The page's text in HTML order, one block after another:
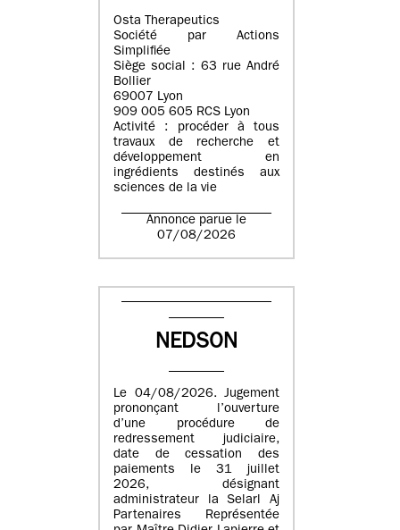
Osta Therapeutics
Société par Actions
Simplifiée
Siège social : 63 rue André
Bollier
69007 Lyon
909 005 605 RCS Lyon
Activité : procéder à tous
travaux de recherche et
développement en
ingrédients destinés aux
sciences de la vie
Annonce parue le
07/08/2026
NEDSON
Le 04/08/2026. Jugement
prononçant l’ouverture
d’une procédure de
redressement judiciaire,
date de cessation des
paiements le 31 juillet
2026, désignant
administrateur la Selarl Aj
Partenaires Représentée